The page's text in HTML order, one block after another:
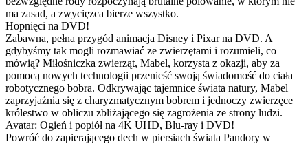
ma zasad, a zwycięzca bierze wszystko.
Hopnięci na DVD!
Zabawna, pełna przygód animacja Disney i Pixar na DVD. A
gdybyśmy tak mogli rozmawiać ze zwierzętami i rozumieli, co
mówią? Miłośniczka zwierząt, Mabel, korzysta z okazji, aby za
pomocą nowych technologii przenieść swoją świadomość do ciała
robotycznego bobra. Odkrywając tajemnice świata natury, Mabel
zaprzyjaźnia się z charyzmatycznym bobrem i jednoczy zwierzęce
królestwo w obliczu zbliżającego się zagrożenia ze strony ludzi.
Avatar: Ogień i popiół na 4K UHD, Blu-ray i DVD!
Powróć do zapierającego dech w piersiach świata Pandory w